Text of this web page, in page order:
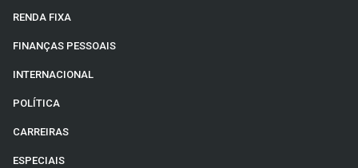
RENDA FIXA
FINANÇAS PESSOAIS
INTERNACIONAL
POLÍTICA
CARREIRAS
ESPECIAIS